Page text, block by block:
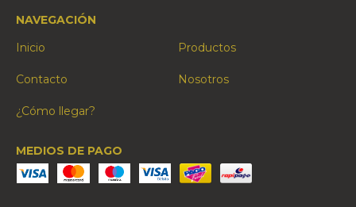
NAVEGACIÓN
Inicio
Productos
Contacto Nosotros
¿Cómo llegar?
MEDIOS DE PAGO